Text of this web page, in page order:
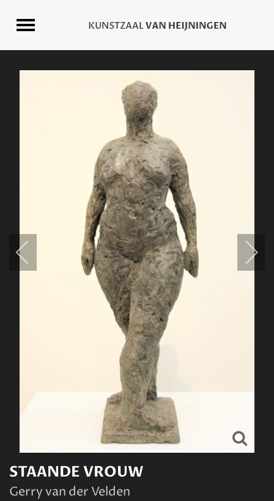
STAANDE VROUW
Gerry van der Velden